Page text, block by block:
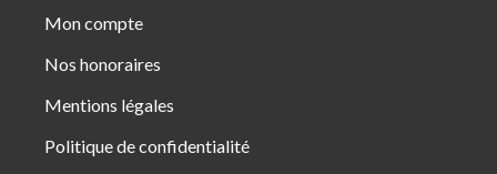
Mon compte
Nos honoraires
Mentions légales
Politique de confidentialité